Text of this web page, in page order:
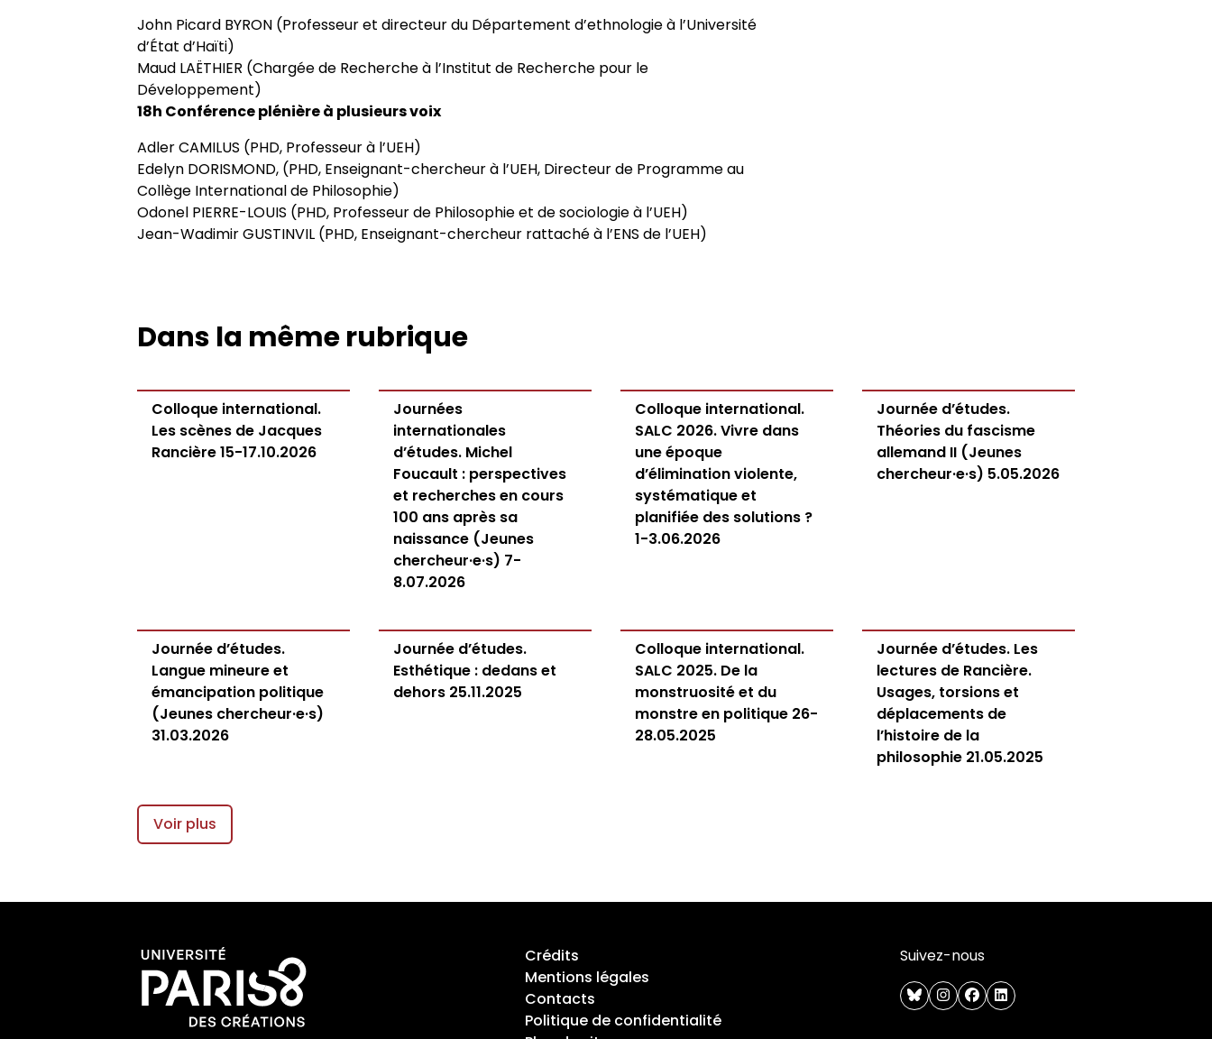
John Picard BYRON (Professeur et directeur du Département d’ethnologie à l’Université
d’État d’Haïti)
Maud LAËTHIER (Chargée de Recherche à l’Institut de Recherche pour le
Développement)
18h Conférence plénière à plusieurs voix
Adler CAMILUS (PHD, Professeur à l’UEH)
Edelyn DORISMOND, (PHD, Enseignant-chercheur à l’UEH, Directeur de Programme au
Collège International de Philosophie)
Odonel PIERRE-LOUIS (PHD, Professeur de Philosophie et de sociologie à l’UEH)
Jean-Wadimir GUSTINVIL (PHD, Enseignant-chercheur rattaché à l’ENS de l’UEH)
Dans la même rubrique
Colloque international.
Les scènes de Jacques
Rancière 15-17.10.2026
Journées
internationales
d’études. Michel
Foucault : perspectives
et recherches en cours
100 ans après sa
naissance (Jeunes
chercheur·e·s) 7-
8.07.2026
Colloque international.
SALC 2026. Vivre dans
une époque
d’élimination violente,
systématique et
planifiée des solutions ?
1-3.06.2026
Journée d’études.
Théories du fascisme
allemand II (Jeunes
chercheur·e·s) 5.05.2026
Journée d’études.
Langue mineure et
émancipation politique
(Jeunes chercheur·e·s)
31.03.2026
Journée d’études.
Esthétique : dedans et
dehors 25.11.2025
Colloque international.
SALC 2025. De la
monstruosité et du
monstre en politique 26-
28.05.2025
Journée d’études. Les
lectures de Rancière.
Usages, torsions et
déplacements de
l’histoire de la
philosophie 21.05.2025
Voir plus
Crédits
Mentions légales
Contacts
Politique de confidentialité
Suivez-nous
blueskyinstagram
facebook
linkedin